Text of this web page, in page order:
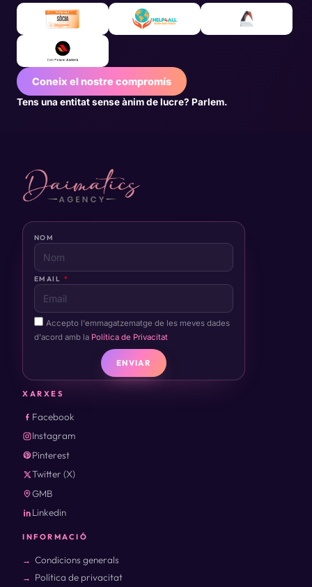
Coneix el nostre compromís
Tens una entitat sense ànim de lucre? Parlem.
NOM
EMAIL
Accepto l'emmagatzematge de les meves dades
d'acord amb la Política de Privacitat
ENVIAR
XARXES
Facebook
Instagram
Pinterest
Twitter (X)
GMB
Linkedin
INFORMACIÓ
Condicions generals
Política de privacitat